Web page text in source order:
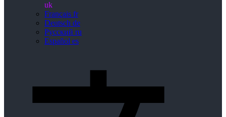
uk
Français fr
Deutsch de
Русский ru
Español es